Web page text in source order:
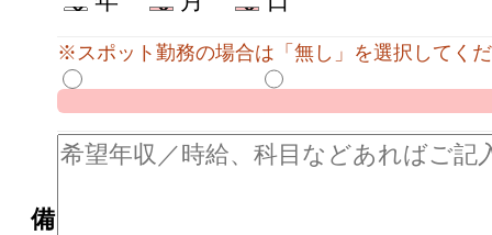
※スポット勤務の場合は「無し」を選択してく
備